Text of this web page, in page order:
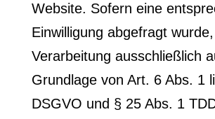
Website. Sofern eine
Einwilligung abgefragt
Verarbeitung ausschließlich
Grundlage von Art. 6 Abs. 1
DSGVO und § 25 Abs. 1